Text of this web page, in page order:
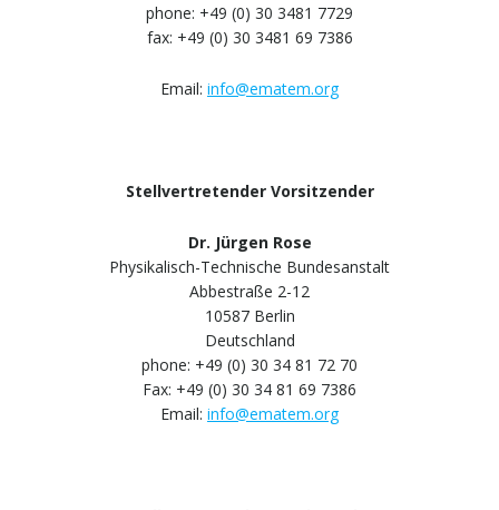
phone: +49 (0) 30 3481 7729
fax: +49 (0) 30 3481 69 7386
Email: info@ematem.org
Stellvertretender Vorsitzender
Dr. Jürgen Rose
Physikalisch-Technische Bundesanstalt
Abbestraße 2-12
10587 Berlin
Deutschland
phone: +49 (0) 30 34 81 72 70
Fax: +49 (0) 30 34 81 69 7386
Email: info@ematem.org